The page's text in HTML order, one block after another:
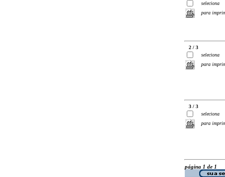
seleciona
para
2 / 3
seleciona
para
3 / 3
seleciona
para
página 1 de 1